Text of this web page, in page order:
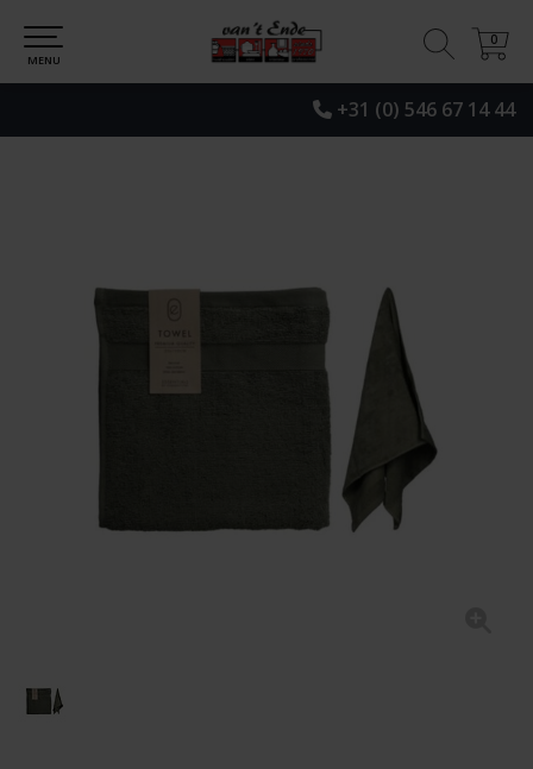
+31 (0) 546 67 14 44
0
0
MENU